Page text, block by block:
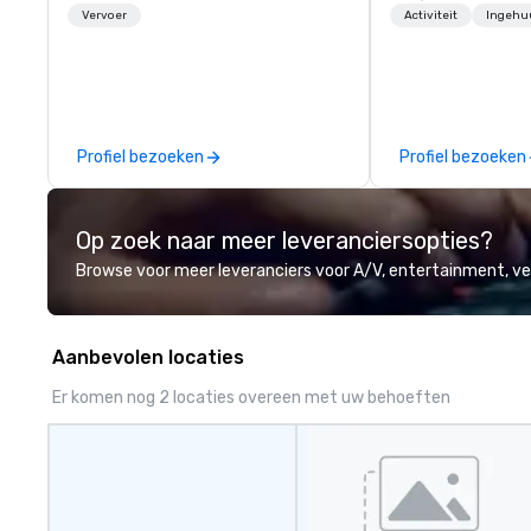
1998
Vervoer
Profiel bezoeken
maybe there’s a
choose Trivial Events? •
content
teamwork and
Special video
creative
events beyond
(Check out the
event experience
be a “trivia
fun! We take a
creative
topics and fun
Activiteit
Profiel bezoeken
Op zoek naar meer leveranciersopties?
Browse voor meer leveranciers voor A/V, entertainment,
Aanbevolen locaties
Er komen nog 2 locaties overeen met uw behoeften